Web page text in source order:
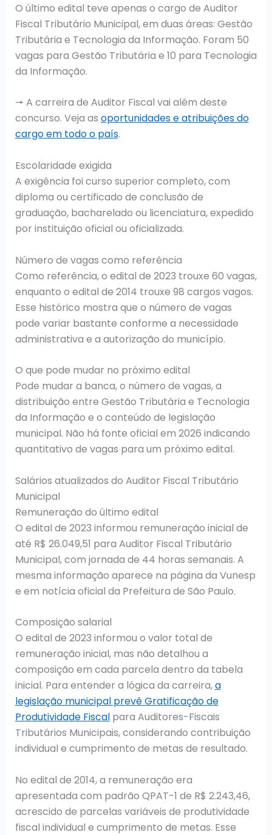
O último edital teve apenas o cargo de Auditor
Fiscal Tributário Municipal, em duas áreas: Gestão
Tributária e Tecnologia da Informação. Foram 50
vagas para Gestão Tributária e 10 para Tecnologia
da Informação.
🠖 A carreira de Auditor Fiscal vai além deste
concurso. Veja as oportunidades e atribuições do
cargo em todo o país.
Escolaridade exigida
A exigência foi curso superior completo, com
diploma ou certificado de conclusão de
graduação, bacharelado ou licenciatura, expedido
por instituição oficial ou oficializada.
Número de vagas como referência
Como referência, o edital de 2023 trouxe 60 vagas,
enquanto o edital de 2014 trouxe 98 cargos vagos.
Esse histórico mostra que o número de vagas
pode variar bastante conforme a necessidade
administrativa e a autorização do município.
O que pode mudar no próximo edital
Pode mudar a banca, o número de vagas, a
distribuição entre Gestão Tributária e Tecnologia
da Informação e o conteúdo de legislação
municipal. Não há fonte oficial em 2026 indicando
quantitativo de vagas para um próximo edital.
Salários atualizados do Auditor Fiscal Tributário
Municipal
Remuneração do último edital
O edital de 2023 informou remuneração inicial de
até R$ 26.049,51 para Auditor Fiscal Tributário
Municipal, com jornada de 44 horas semanais. A
mesma informação aparece na página da Vunesp
e em notícia oficial da Prefeitura de São Paulo.
Composição salarial
O edital de 2023 informou o valor total de
remuneração inicial, mas não detalhou a
composição em cada parcela dentro da tabela
inicial. Para entender a lógica da carreira,a
legislação municipal prevê Gratificação de
Produtividade Fiscalpara Auditores-Fiscais
Tributários Municipais, considerando contribuição
individual e cumprimento de metas de resultado.
No edital de 2014, a remuneração era
apresentada com padrão QPAT-1 de R$ 2.243,46,
acrescido de parcelas variáveis de produtividade
fiscal individual e cumprimento de metas. Esse